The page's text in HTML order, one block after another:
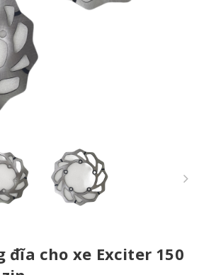
đĩa cho xe Exciter 150